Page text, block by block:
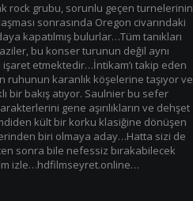
rock grubu, sorunlu geçen turnelerinin
sonrasında Oregon civarındaki
kapatılmış bulurlar…Tüm tanıkları
bu konser turunun değil aynı
etmektedir…İntikam’ı takip eden
karanlık köşelerine taşıyor ve
bir bakış atıyor. Saulnier bu sefer
gene aşırılıkların ve dehşet
kült bir korku klasiğine dönüşen
biri olmaya aday…Hatta sizi de
sonra bile nefessiz bırakabilecek
izle…hdfilmseyret.online…